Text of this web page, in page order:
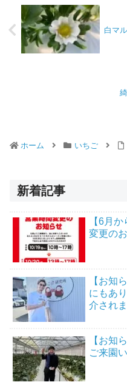
白マ
ホーム いちご
新着記事
【6月
変更の
【お知
にもあ
介され
【お知
ご来園